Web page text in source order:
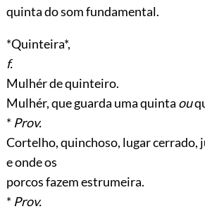
quinta do som fundamental.
*Quinteira*,
f.
Mulhér de quinteiro.
Mulhér, que guarda uma quinta ou
* Prov.
Cortelho, quinchoso, lugar cerrado,
e onde os
porcos fazem estrumeira.
* Prov.